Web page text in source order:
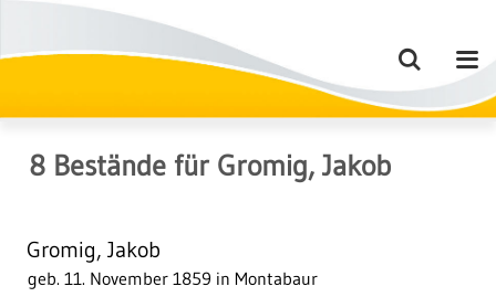
8 Bestände für Gromig, Jakob
Gromig, Jakob
geb. 11. November 1859 in Montabaur